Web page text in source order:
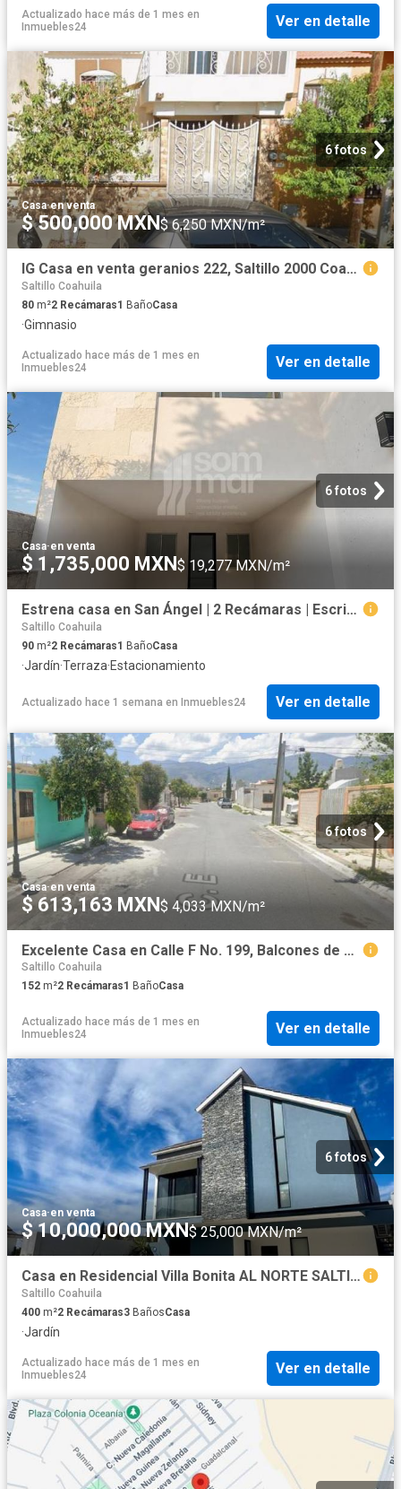
Actualizado hace más de 1 mes en
Inmuebles24
Ver en detalle
6 fotos
Casa·en venta
$ 500,000 MXN$ 6,250 MXN/m²
IG Casa en venta geranios 222, Saltillo 2000 Coahuila
Saltillo Coahuila
80 m²2 Recámaras1 BañoCasa
·Gimnasio
Actualizado hace más de 1 mes en
Inmuebles24
Ver en detalle
6 fotos
Casa·en venta
$ 1,735,000 MXN$ 19,277 MXN/m²
Estrena casa en San Ángel | 2 Recámaras | Escrituras Incluidas
Saltillo Coahuila
90 m²2 Recámaras1 BañoCasa
·Jardín·Terraza·Estacionamiento
Actualizado hace 1 semana en Inmuebles24 Ver en detalle
6 fotos
Casa·en venta
$ 613,163 MXN$ 4,033 MXN/m²
Excelente Casa en Calle F No. 199, Balcones de Morelos, Saltillo Coahuila
Saltillo Coahuila
152 m²2 Recámaras1 BañoCasa
Actualizado hace más de 1 mes en
Inmuebles24
Ver en detalle
6 fotos
Casa·en venta
$ 10,000,000 MXN$ 25,000 MXN/m²
Casa en Residencial Villa Bonita AL NORTE SALTILLO
Saltillo Coahuila
400 m²2 Recámaras3 BañosCasa
·Jardín
Actualizado hace más de 1 mes en
Inmuebles24
Ver en detalle